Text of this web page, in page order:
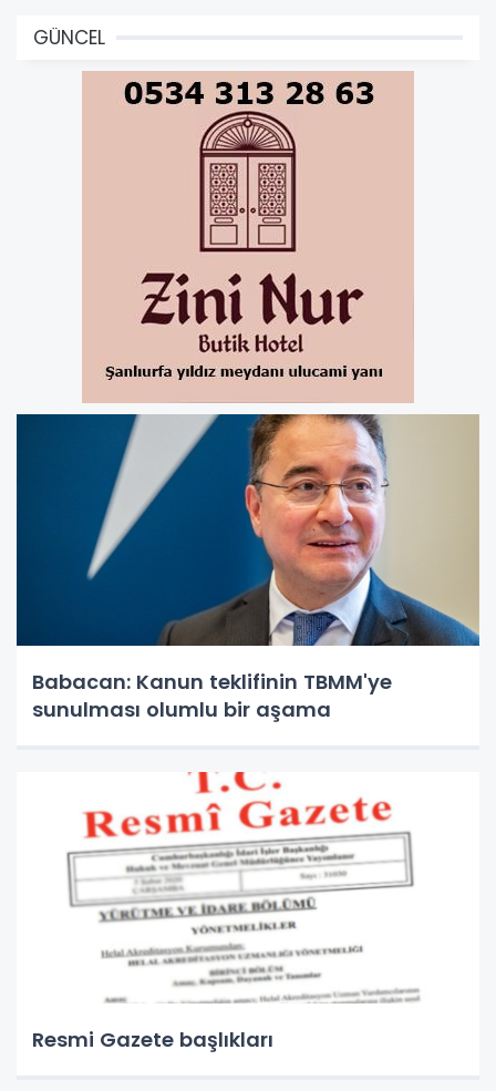
GÜNCEL
Babacan: Kanun teklifinin TBMM'ye
sunulması olumlu bir aşama
Resmi Gazete başlıkları